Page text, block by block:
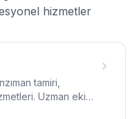
hizmetler
tamiri,
Uzman ekip,